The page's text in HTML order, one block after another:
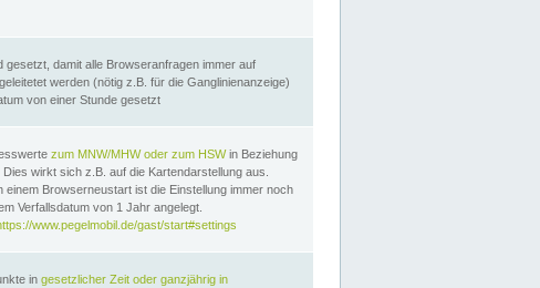
damit alle Browseranfragen immer auf
werden (nötig z.B. für die Ganglinienanzeige)
von einer Stunde gesetzt
zum MNW/MHW oder zum HSWin Beziehung
wirkt sich z.B. auf die Kartendarstellung aus.
Browserneustart ist die Einstellung immer noch
Verfallsdatum von 1 Jahr angelegt.
www.pegelmobil.de/gast/start#settings
in gesetzlicher Zeit oder ganzjährig in